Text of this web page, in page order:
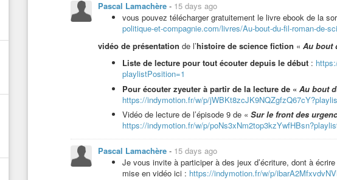
De la Russie à l’Iran,
en passant par divers lieux ;
des abysses aux cieux,
en passant par l’horizon des événements ;
Qu’ainsi puisse se concrétiser,
s’épanouisse la civilisation raisonnée
par et pour de l’idéal, de la dignité ;
mais un jour, cœur courage, qui sait ?!
Au passage,
pour faire l’instant sage,
ou pas cap’ ?
De suspendre vos préjugés,
votre ego hors de tout jugement,
Pascal Lamachère - 15 days ago
vous pouvez télécharger gratuitement le livre ebook de la
politique-et-compagnie.com/livres/Au-bout-du-fil-roman-de-
vidéo de présentation de l’histoire de science fiction « Au bout
Liste de lecture pour tout écouter depuis le début :
playlistPosition=1
Pour écouter zyeuter à partir de la lecture de « Au bout
https://indymotion.fr/w/p/
Vidéo de lecture de l’épisode 9 de « Sur le front des
https://indymotion.fr/w/p/
Pascal Lamachère - 15 days ago
Je vous invite à participer à des jeux d’écriture, dont à écrire
mise en vidéo ici : https://indymotion.fr/w/p/